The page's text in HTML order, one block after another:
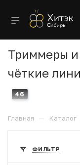
Триммеры и
чёткие
46
Главная — Каталог
ФИЛЬТР